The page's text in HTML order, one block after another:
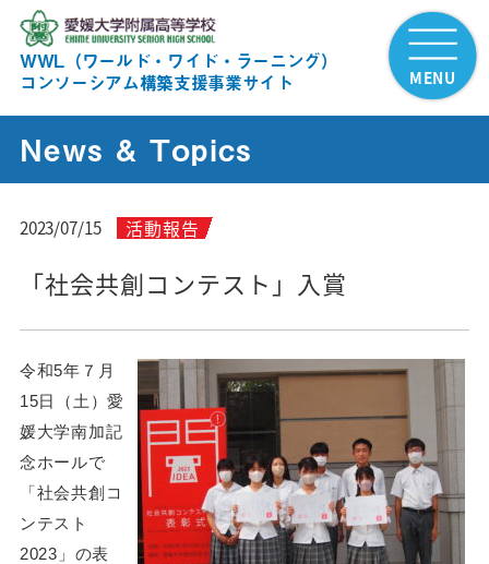
WWL（ワールド・ワイド・ラーニング）
コンソーシアム構築支援事業サイト
MENU
News & Topics
2023/07/15 活動報告
「社会共創コンテスト」入賞
令和5年７月
15日（土）愛
媛大学南加記
念ホールで
「社会共創コ
ンテスト
2023」の表